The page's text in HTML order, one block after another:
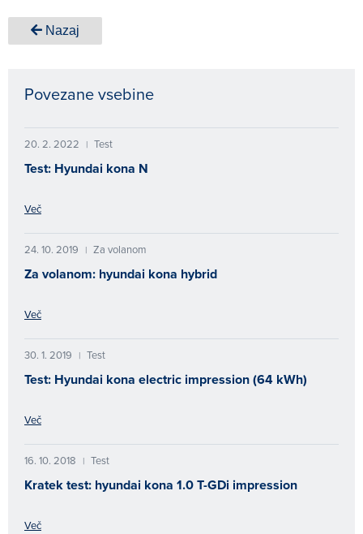
Nazaj
Povezane vsebine
20. 2. 2022 | Test
Test: Hyundai kona N
Več
24. 10. 2019 | Za volanom
Za volanom: hyundai kona hybrid
Več
30. 1. 2019 | Test
Test: Hyundai kona electric impression (64 kWh)
Več
16. 10. 2018 | Test
Kratek test: hyundai kona 1.0 T-GDi impression
Več